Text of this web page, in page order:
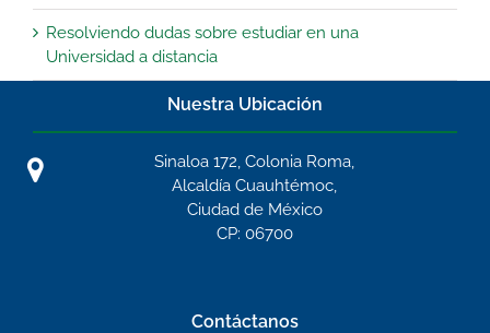
Resolviendo dudas sobre estudiar en una
Universidad a distancia
Nuestra Ubicación
Sinaloa 172, Colonia Roma,
Alcaldía Cuauhtémoc,
Ciudad de México
CP: 06700
Contáctanos